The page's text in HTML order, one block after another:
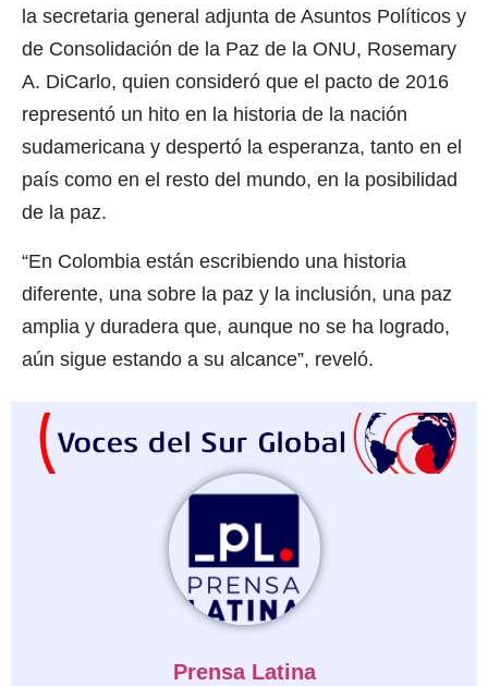
la secretaria general adjunta de Asuntos Políticos y
de Consolidación de la Paz de la ONU, Rosemary
A. DiCarlo, quien consideró que el pacto de 2016
representó un hito en la historia de la nación
sudamericana y despertó la esperanza, tanto en el
país como en el resto del mundo, en la posibilidad
de la paz.
“En Colombia están escribiendo una historia
diferente, una sobre la paz y la inclusión, una paz
amplia y duradera que, aunque no se ha logrado,
aún sigue estando a su alcance”, reveló.
Prensa Latina